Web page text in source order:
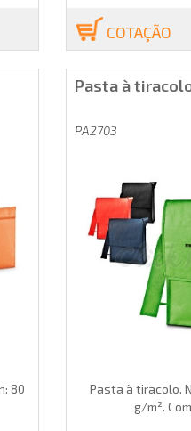
COTAÇÃO
80
Pasta à
PA2703
Pasta à tiracolo.
g/m².